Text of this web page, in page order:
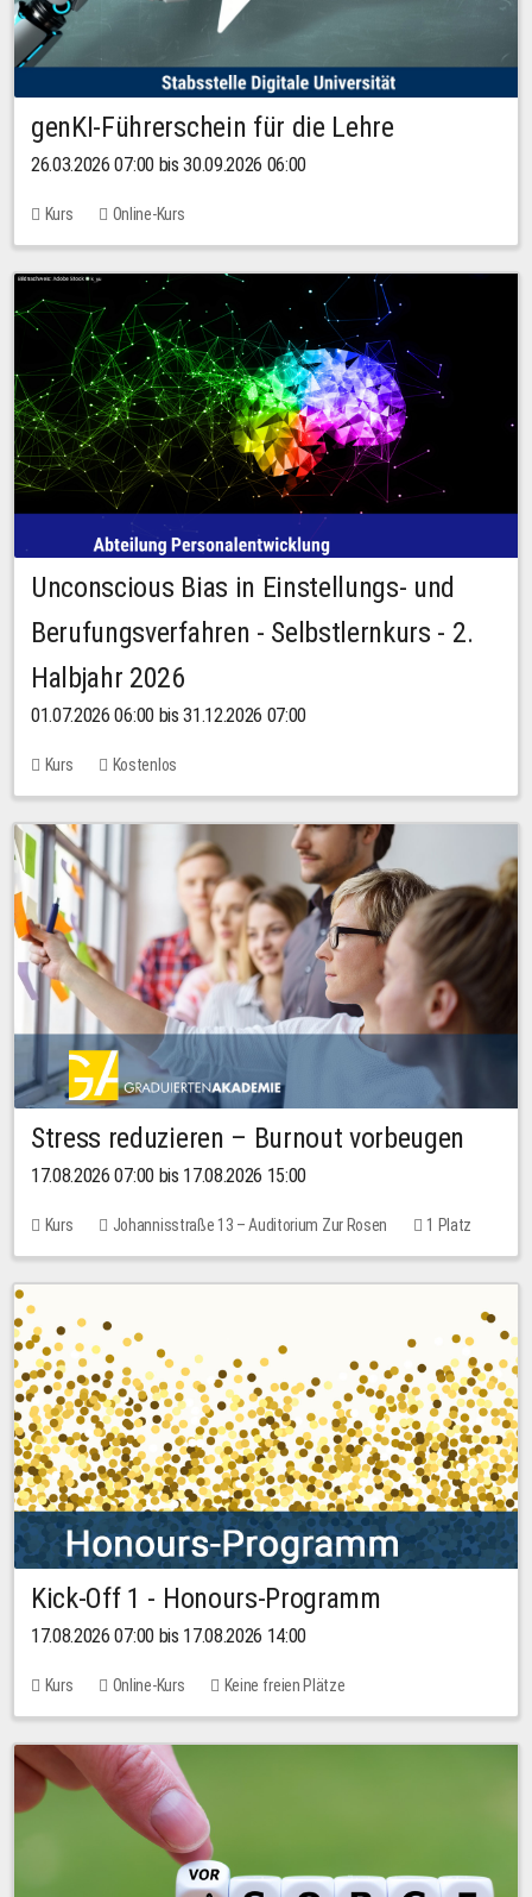
genKI-Führerschein für die Lehre
26.03.2026 07:00 bis 30.09.2026 06:00
Kurs Online-Kurs
Unconscious Bias in Einstellungs- und
Berufungsverfahren - Selbstlernkurs - 2.
Halbjahr 2026
01.07.2026 06:00 bis 31.12.2026 07:00
Kurs Kostenlos
Stress reduzieren – Burnout vorbeugen
17.08.2026 07:00 bis 17.08.2026 15:00
Kurs Johannisstraße 13 – Auditorium Zur Rosen
1 Platz
10,00 EUR
Kick-Off 1 - Honours-Programm
17.08.2026 07:00 bis 17.08.2026 14:00
Kurs Online-Kurs Keine freien Plätze